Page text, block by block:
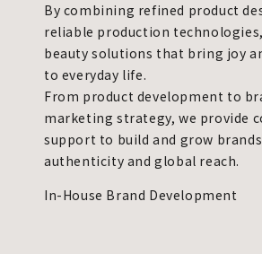
By combining refined product
reliable production
beauty solutions that bring joy
to everyday life.
From product development to
marketing strategy, we provide
support to build and grow
authenticity and global reach.
In-House Brand Development